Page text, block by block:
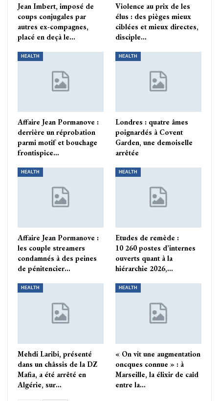
Jean Imbert, imposé de
coups conjugales par
autres ex-compagnes,
placé en deçà le…
Violence au prix de les
élus : des pièges mieux
ciblées et mieux directes,
disciple…
HEALTH
Affaire Jean Pormanove :
derrière un réprobation
parmi motif et bouchage
frontispice…
HEALTH
Londres : quatre âmes
poignardés à Covent
Garden, une demoiselle
arrêtée
HEALTH
Affaire Jean Pormanove :
les couple streamers
condamnés à des peines
de pénitencier…
HEALTH
Etudes de remède :
10 260 postes d’internes
ouverts quant à la
hiérarchie 2026,…
HEALTH
Mehdi Laribi, présenté
dans un châssis de la DZ
Mafia, a été arrêté en
Algérie, sur…
HEALTH
« On vit une augmentation
oncques connue » : à
Marseille, la élixir de caîd
entre la…